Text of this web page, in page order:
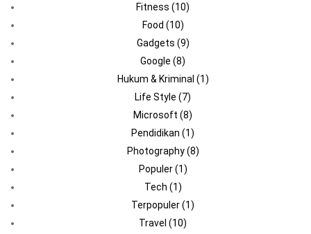
Fitness (10)
Food (10)
Gadgets (9)
Google (8)
Hukum & Kriminal (1)
Life Style (7)
Microsoft (8)
Pendidikan (1)
Photography(8)
Populer(1)
Tech (1)
Terpopuler(1)
Travel (10)